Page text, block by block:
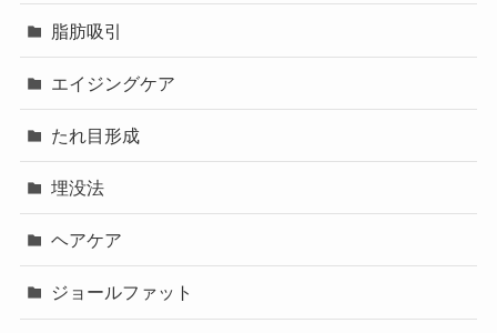
脂肪吸引
エイジングケア
たれ目形成
埋没法
ヘアケア
ジョールファット